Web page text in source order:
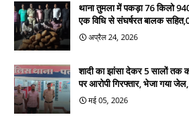
थाना तुमला में पकड़ा 76 किलो
एक विधि से संघर्षरत बालक
अप्रैल 24, 2026
शादी का झांसा देकर 5 सालों तक
पर आरोपी गिरफ्तार, भेजा गया
मई 05, 2026